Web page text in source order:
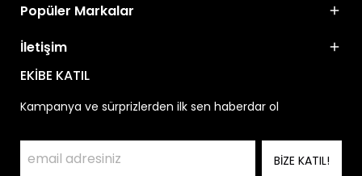
Popüler Markalar
İletişim
EKİBE KATIL
Kampanya ve sürprizlerden ilk sen haberdar ol
BİZE KATIL!